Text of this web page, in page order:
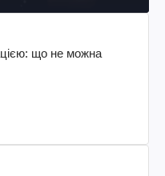
що не можна